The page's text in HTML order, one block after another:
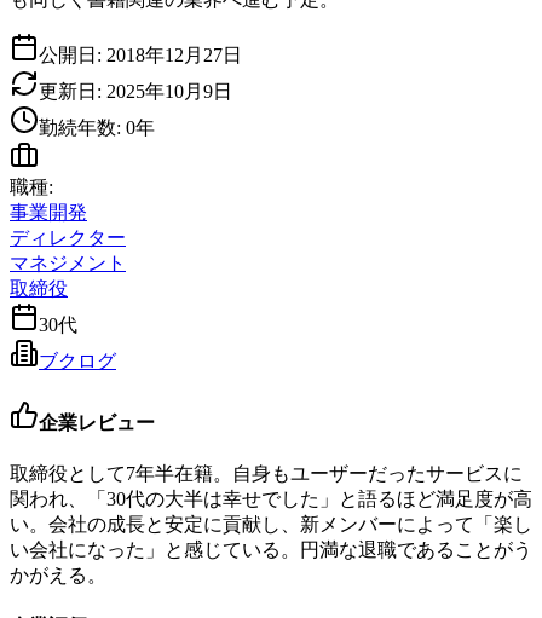
公開日: 2018年12月27日
更新日: 2025年10月9日
勤続年数: 0年
職種:
事業開発
ディレクター
マネジメント
取締役
30代
ブクログ
企業レビュー
取締役として7年半在籍。自身もユーザーだったサービスに
関われ、「30代の大半は幸せでした」と語るほど満足度が高
い。会社の成長と安定に貢献し、新メンバーによって「楽し
い会社になった」と感じている。円満な退職であることがう
かがえる。